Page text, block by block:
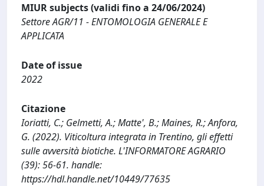
MIUR subjects (validi fino a 24/06/2024)
Settore AGR/11 - ENTOMOLOGIA GENERALE E
APPLICATA
Date of issue
2022
Citazione
Ioriatti, C.; Gelmetti, A.; Matte', B.; Maines, R.; Anfora,
G. (2022). Viticoltura integrata in Trentino, gli effetti
sulle avversità biotiche. L'INFORMATORE AGRARIO
(39): 56-61. handle:
https://hdl.handle.net/10449/77635